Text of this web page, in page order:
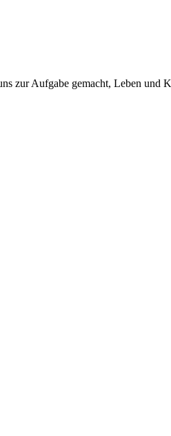
zur Aufgabe gemacht, Leben und